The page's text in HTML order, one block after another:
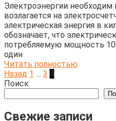
Электроэнергии необходим
возлагается на
электрическая энергия в
обозначает, что
потребляемую мощность
один
Читать полностью
Пагинация
записей
Назад 1 … 3 4
Поиск
Свежие записи